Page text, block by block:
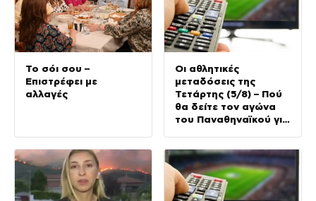
Το σόι σου –
Επιστρέφει με
αλλαγές
Οι αθλητικές
μεταδόσεις της
Τετάρτης (5/8) – Πού
θα δείτε τον αγώνα
του Παναθηναϊκού για